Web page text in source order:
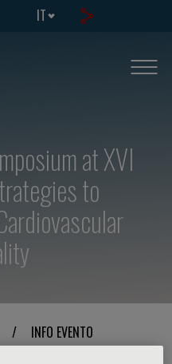
IT
at XVI
to
/ INFO EVENTO